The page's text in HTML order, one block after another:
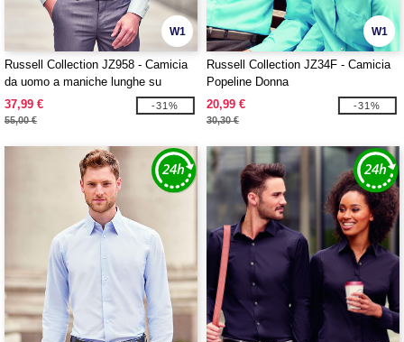
W1
Russell Collection JZ958 - Camicia
da uomo a maniche lunghe su
misura Ultimate Non Iron
37,99 €
55,00 €
-31%
W1
Russell Collection JZ34F - Camicia
Popeline Donna
20,99 €
30,30 €
-31%